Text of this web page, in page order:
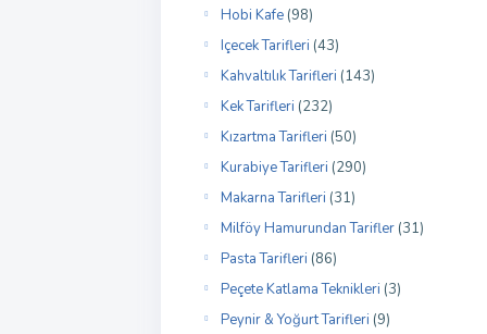
Hobi Kafe (98)
Içecek Tarifleri (43)
Kahvaltılık Tarifleri (143)
Kek Tarifleri (232)
Kızartma Tarifleri (50)
Kurabiye Tarifleri (290)
Makarna Tarifleri (31)
Milföy Hamurundan Tarifler (31)
Pasta Tarifleri (86)
Peçete Katlama Teknikleri (3)
Peynir & Yoğurt Tarifleri (9)